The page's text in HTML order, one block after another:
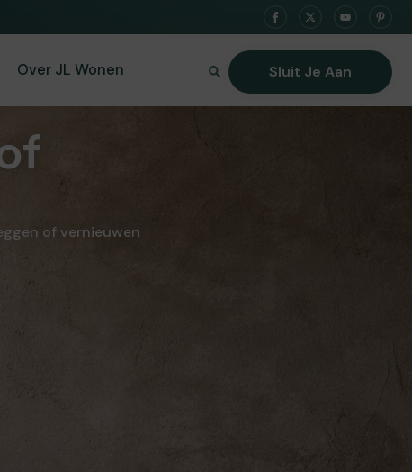
Over JL Wonen Sluit Je Aan
of vernieuwen